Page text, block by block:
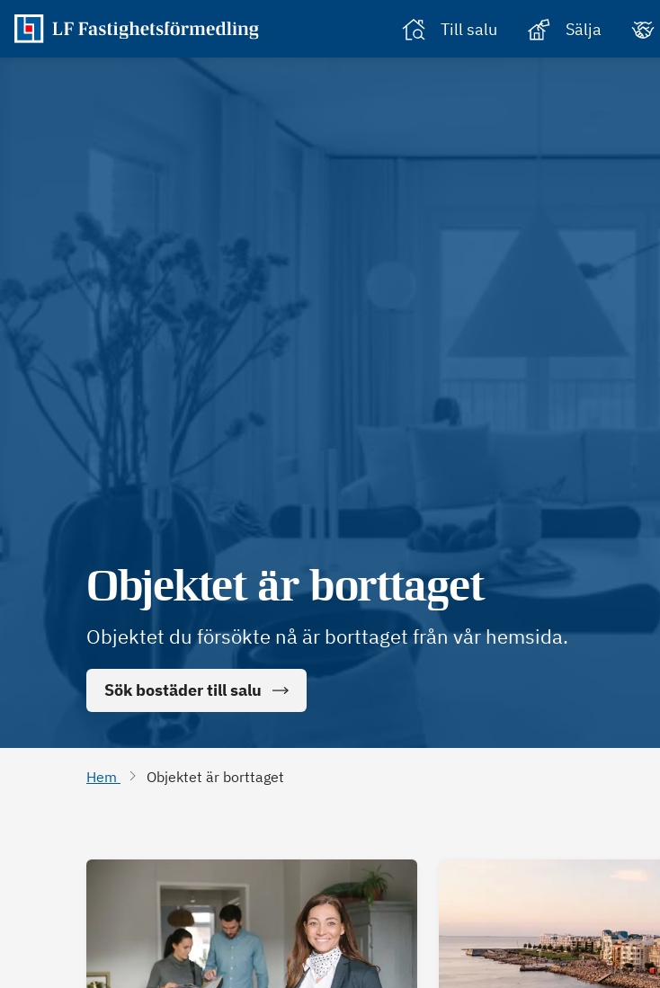
Till salu Sälja
Objektet är borttaget
Objektet du försökte nå är borttaget från vår hemsida.
Sök bostäder till salu
Hem Objektet är borttaget